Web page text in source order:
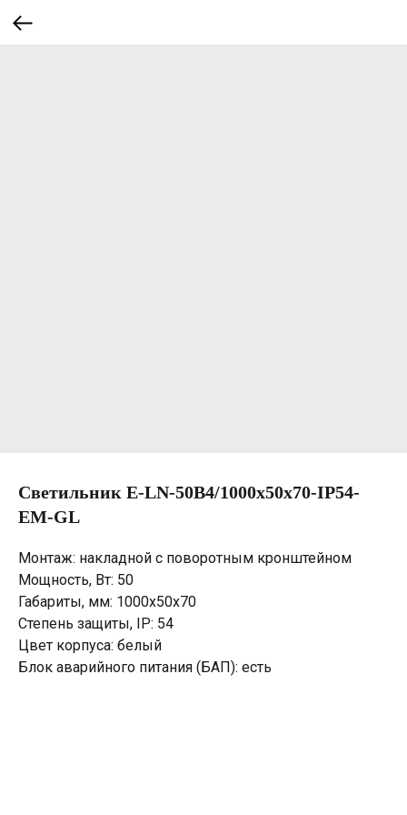
Светильник E-LN-50B4/1000х50х70-IP54-
EM-GL
Монтаж: накладной с поворотным кронштейном
Мощность, Вт: 50
Габариты, мм: 1000х50х70
Степень защиты, IP: 54
Цвет корпуса: белый
Блок аварийного питания (БАП): есть